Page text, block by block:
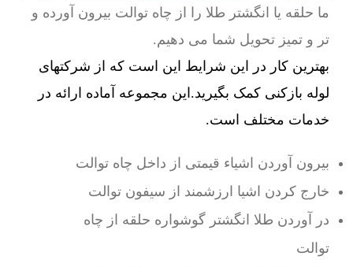
ما حلقه یا انگشتر طلا را از چاه توالت بیرون آورده و
تر و تمیز تحویل شما می دهیم.
بهترین کار در این شرایط این است که از شرکتهای
لوله بازکنی کمک بگیرید.این مجموعه آماده ارائه در
خدمات مختلف است.
بیرون آوردن اشیاء قیمتی از داخل چاه توالت
خارج کردن اشیا ارزشمند از سیفون توالت
در آوردن طلا انگشتر گوشواره حلقه از چاه
توالت